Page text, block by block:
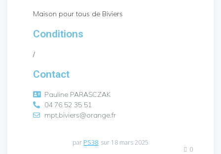
Maison pour tous de Biviers
Conditions
/
Contact
Pauline PARASCZAK
04 76 52 35 51
mpt.biviers@orange.fr
par PS38 sur 18 mars 2025
0